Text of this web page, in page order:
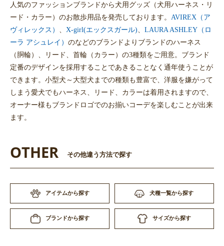
人気のファッションブランドから犬用グッズ（犬用ハーネス・リ
ード・カラー）のお散歩用品を発売しております。 AVIREX（ア
ヴィレックス） 、 X-girl(エックスガール)、 LAURA ASHLEY（ロ
ーラ アシュレイ） のなどのブランドよりブランドのハーネス
（胴輪）、リード、首輪（カラー）の3種類をご用意。ブランド
定番のデザインを採用することであきることなく通年使うことが
できます。小型犬～大型犬までの種類も豊富で、洋服を嫌がって
しまう愛犬でもハーネス、リード、カラーは着用されますので、
オーナー様もブランドロゴでのお揃いコーデを楽しむことが出来
ます。
OTHER その他違う方法で探す
アイテムから探す 犬種一覧から探す
ブランドから探す サイズから探す